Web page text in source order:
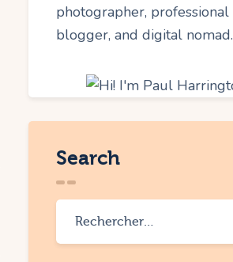
photographer, professional
blogger, and digital nomad.
Search